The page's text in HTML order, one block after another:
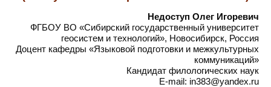
Недоступ Олег Игоревич
ФГБОУ ВО «Сибирский государственный университет
геосистем и технологий», Новосибирск, Россия
Доцент кафедры «Языковой подготовки и межкультурных
коммуникаций»
Кандидат филологических наук
E-mail: in383@yandex.ru